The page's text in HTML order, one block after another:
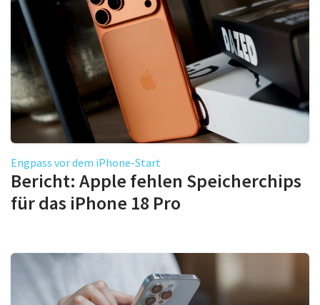
Engpass vor dem iPhone-Start
Bericht: Apple fehlen Speicherchips
für das iPhone 18 Pro